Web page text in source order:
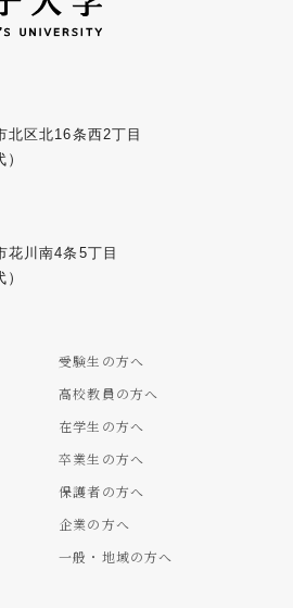
区北16条西2丁目
）
花川南4条5丁目
）
受験生の方へ
高校教員の方へ
在学生の方へ
卒業生の方へ
保護者の方へ
企業の方へ
一般・地域の方へ